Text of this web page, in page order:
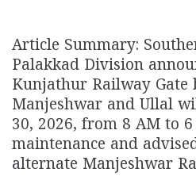
Article Summary:
Palakkad Division
Kunjathur Railway Gate
Manjeshwar and Ullal
30, 2026, from 8 AM to
maintenance and
alternate Manjeshwar